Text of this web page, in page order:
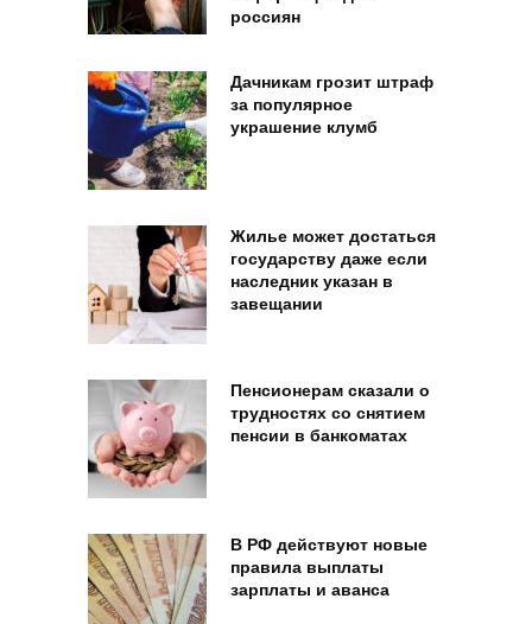
россиян
Дачникам грозит штраф
за популярное
украшение клумб
Жилье может достаться
государству даже если
наследник указан в
завещании
Пенсионерам сказали о
трудностях со снятием
пенсии в банкоматах
В РФ действуют новые
правила выплаты
зарплаты и аванса